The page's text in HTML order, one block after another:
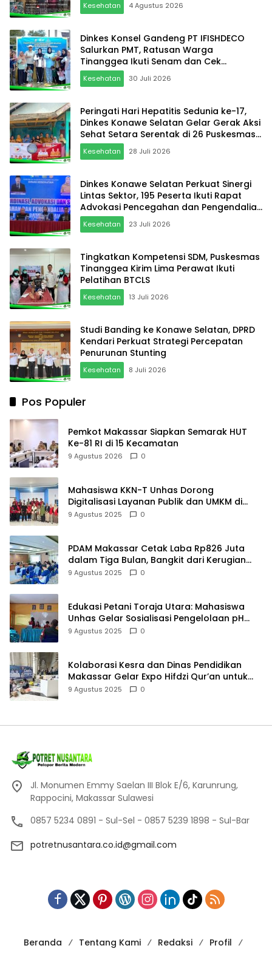
Kesehatan 4 Agustus 2026
Dinkes Konsel Gandeng PT IFISHDECO
Salurkan PMT, Ratusan Warga
Tinanggea Ikuti Senam dan Cek
Kesehatan Gratis
Kesehatan 30 Juli 2026
Peringati Hari Hepatitis Sedunia ke-17,
Dinkes Konawe Selatan Gelar Gerak Aksi
Sehat Setara Serentak di 26 Puskesmas
dan 1 Rumah Sakit
Kesehatan 28 Juli 2026
Dinkes Konawe Selatan Perkuat Sinergi
Lintas Sektor, 195 Peserta Ikuti Rapat
Advokasi Pencegahan dan Pengendalian
Penyakit
Kesehatan 23 Juli 2026
Tingkatkan Kompetensi SDM, Puskesmas
Tinanggea Kirim Lima Perawat Ikuti
Pelatihan BTCLS
Kesehatan 13 Juli 2026
Studi Banding ke Konawe Selatan, DPRD
Kendari Perkuat Strategi Percepatan
Penurunan Stunting
Kesehatan 8 Juli 2026
Pos Populer
Pemkot Makassar Siapkan Semarak HUT
Ke-81 RI di 15 Kecamatan
9 Agustus 2026 0
Mahasiswa KKN-T Unhas Dorong
Digitalisasi Layanan Publik dan UMKM di
Desa Moncongloe
9 Agustus 2025 0
PDAM Makassar Cetak Laba Rp826 Juta
dalam Tiga Bulan, Bangkit dari Kerugian
Rp5,2 Miliar
9 Agustus 2025 0
Edukasi Petani Toraja Utara: Mahasiswa
Unhas Gelar Sosialisasi Pengelolaan pH
Tanah
9 Agustus 2025 0
Kolaborasi Kesra dan Dinas Pendidikan
Makassar Gelar Expo Hifdzi Qur’an untuk
Pelajar SMP
9 Agustus 2025 0
Jl. Monumen Emmy Saelan III Blok E/6, Karunrung,
Rappocini, Makassar Sulawesi
0857 5234 0891 - Sul-Sel - 0857 5239 1898 - Sul-Bar
potretnusantara.co.id@gmail.com
Beranda Tentang Kami Redaksi
Profil